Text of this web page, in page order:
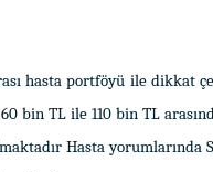
hasta portföyü ile dikkat
bin TL ile 110 bin TL
Hasta